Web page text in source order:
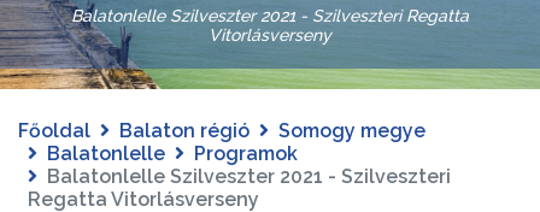
Balatonlelle Szilveszter 2021 - Szilveszteri Regatta
Vitorlásverseny
Főoldal Balaton régió
Somogy megye
Balatonlelle
Programok
Balatonlelle Szilveszter 2021 - Szilveszteri
Regatta Vitorlásverseny